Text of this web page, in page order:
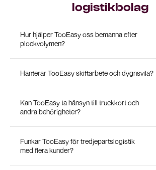
logistikbolag
Hur hjälper TooEasy oss bemanna efter
plockvolymen?
Hanterar TooEasy skiftarbete och dygnsvila?
Kan TooEasy ta hänsyn till truckkort och
andra behörigheter?
Funkar TooEasy för tredjepartslogistik
med flera kunder?